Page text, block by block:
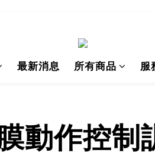
最新消息 所有商品 服
動作控制